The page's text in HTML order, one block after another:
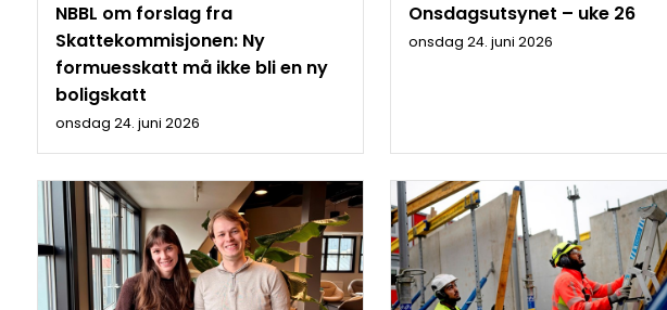
NBBL om forslag fra
Skattekommisjonen: Ny
formuesskatt må ikke bli en ny
boligskatt
onsdag 24. juni 2026
Onsdagsutsynet – uke 26
onsdag 24. juni 2026